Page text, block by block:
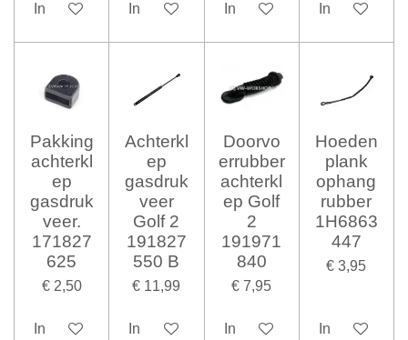
In winkelwagenIn winkelwagenIn winkelwagenIn
Pakking
achterkl
ep
gasdruk
veer.
171827
625
€ 2,50
In winkelwagen
Achterkl
ep
gasdruk
veer
Golf 2
191827
550 B
€ 11,99
In winkelwagen
Doorvo
errubber
achterkl
ep Golf
2
191971
840
€ 7,95
In winkelwagen
Hoeden
plank
ophang
rubber
1H6863
447
€ 3,95
In